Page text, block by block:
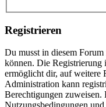
Registrieren
Du musst in diesem
können. Die Registrierung
ermöglicht dir, auf weitere
Administration kann
Berechtigungen zuweisen.